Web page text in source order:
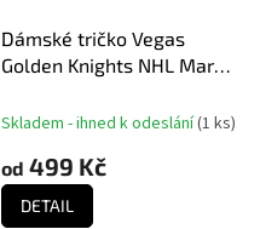
Dámské tričko Vegas
Golden Knights NHL Mark
Champions Authentic
Number V-Neck
Skladem - ihned k odeslání(1 ks)
od 499 Kč
DETAIL